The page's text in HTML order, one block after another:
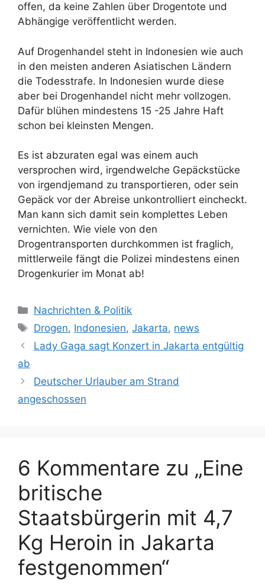
offen, da keine Zahlen über Drogentote und
Abhängige veröffentlicht werden.
Auf Drogenhandel steht in Indonesien wie auch
in den meisten anderen Asiatischen Ländern
die Todesstrafe. In Indonesien wurde diese
aber bei Drogenhandel nicht mehr vollzogen.
Dafür blühen mindestens 15 -25 Jahre Haft
schon bei kleinsten Mengen.
Es ist abzuraten egal was einem auch
versprochen wird, irgendwelche Gepäckstücke
von irgendjemand zu transportieren, oder sein
Gepäck vor der Abreise unkontrolliert eincheckt.
Man kann sich damit sein komplettes Leben
vernichten. Wie viele von den
Drogentransporten durchkommen ist fraglich,
mittlerweile fängt die Polizei mindestens einen
Drogenkurier im Monat ab!
K
a
e
o
r
Nachrichten & Politik
S
c
a
g
e
r
Drogen, Indonesien,Jakarta, news
Lady Gaga sagt Konzert in Jakarta entgültig
ab
Deutscher Urlauber am Strand
angeschossen
6 Kommentare zu „Eine
britische
Staatsbürgerin mit 4,7
Kg Heroin in Jakarta
festgenommen“